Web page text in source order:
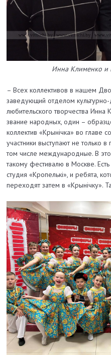
Инна Клименко и
– Всех коллективов в нашем
заведующий отделом культурно-
любительского творчества Инна
звание народных, один –
коллектив «Крынічка» во главе
участники выступают не только
том числе международные. В
такому фестивалю в Москве.
студия «Кропелькі», и ребята,
переходят затем в «Крынічку».